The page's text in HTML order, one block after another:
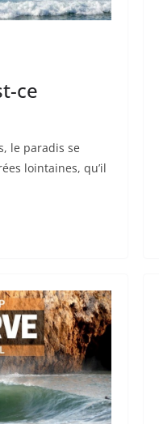
ce
le paradis se
lointaines, qu’il